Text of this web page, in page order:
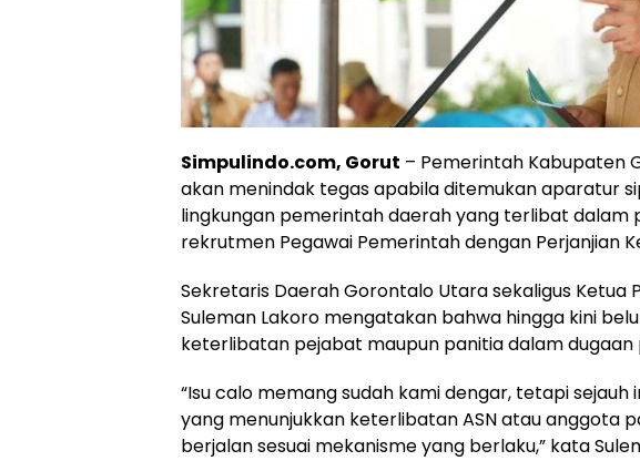
Simpulindo.com, Gorut – Pemerintah Kabupaten
akan menindak tegas apabila ditemukan aparatur
lingkungan pemerintah daerah yang terlibat
rekrutmen Pegawai Pemerintah dengan Perjanjian
Sekretaris Daerah Gorontalo Utara sekaligus Ketua
Suleman Lakoro mengatakan bahwa hingga kini
keterlibatan pejabat maupun panitia dalam
“Isu calo memang sudah kami dengar, tetapi
yang menunjukkan keterlibatan ASN atau anggota
berjalan sesuai mekanisme yang berlaku,” kata